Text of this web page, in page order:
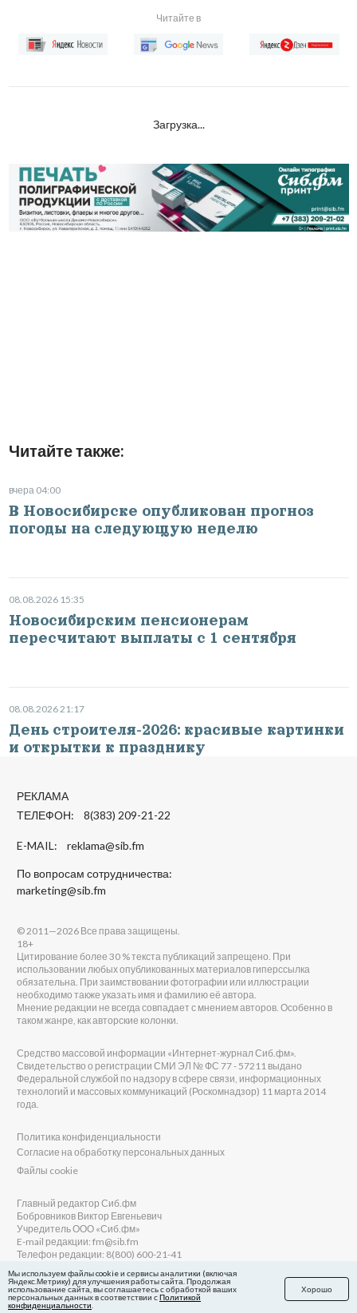
Читайте в
Загрузка...
Читайте также:
вчера 04:00
В Новосибирске опубликован прогноз
погоды на следующую неделю
08.08.2026 15:35
Новосибирским пенсионерам
пересчитают выплаты с 1 сентября
08.08.2026 21:17
День строителя-2026: красивые картинки
и открытки к празднику
РЕКЛАМА
ТЕЛЕФОН: 8(383) 209-21-22
E-MAIL: reklama@sib.fm
По вопросам сотрудничества:
marketing@sib.fm
© 2011—2026 Все права защищены.
18+
Цитирование более 30 % текста публикаций запрещено. При
использовании любых опубликованных материалов гиперссылка
обязательна. При заимствовании фотографии или иллюстрации
необходимо также указать имя и фамилию её автора.
Мнение редакции не всегда совпадает с мнением авторов. Особенно в
таком жанре, как авторские колонки.
Средство массовой информации «Интернет-журнал Сиб.фм».
Свидетельство о регистрации СМИ ЭЛ № ФС 77 - 57211 выдано
Федеральной службой по надзору в сфере связи, информационных
технологий и массовых коммуникаций (Роскомнадзор) 11 марта 2014
года.
Политика конфиденциальности
Согласие на обработку персональных данных
Файлы cookie
Главный редактор Сиб.фм
Бобровников Виктор Евгеньевич
Учредитель ООО «Сиб.фм»
E-mail редакции: fm@sib.fm
Телефон редакции: 8(800) 600-21-41
Сайт разработан и поддерживается Технодзен
Мы используем файлы cookie и сервисы аналитики (включая
Яндекс.Метрику) для улучшения работы сайта. Продолжая
использование сайта, вы соглашаетесь с обработкой ваших
персональных данных в соответствии сПолитикой
конфиденциальности
Хорошо